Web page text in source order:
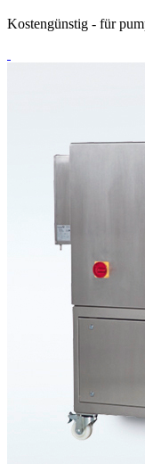
Kostengünstig - für